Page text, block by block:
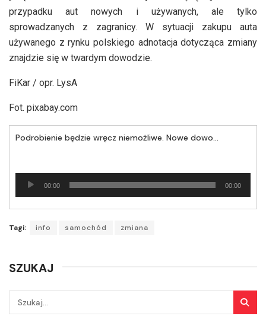
przypadku aut nowych i używanych, ale tylko
sprowadzanych z zagranicy. W sytuacji zakupu auta
używanego z rynku polskiego adnotacja dotycząca zmiany
znajdzie się w twardym dowodzie.
FiKar / opr. LysA
Fot. pixabay.com
Podrobienie będzie wręcz niemożliwe. Nowe dowody rejestracyjne od maja
Odtwarzacz
plików
00:00 00:00
Tagi: info samochód zmiana
SZUKAJ